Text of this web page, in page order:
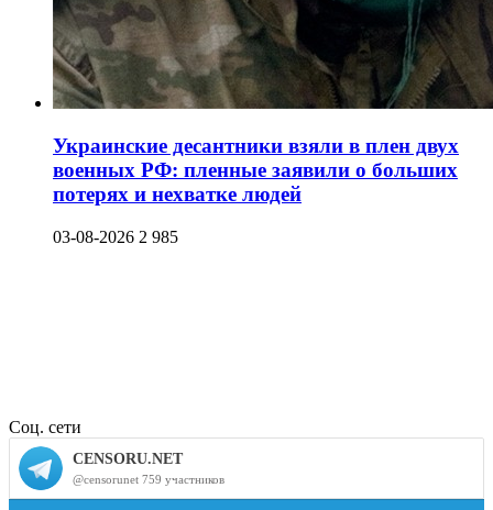
Украинские десантники взяли в плен двух
военных РФ: пленные заявили о больших
потерях и нехватке людей
03-08-2026 2 985
Соц. сети